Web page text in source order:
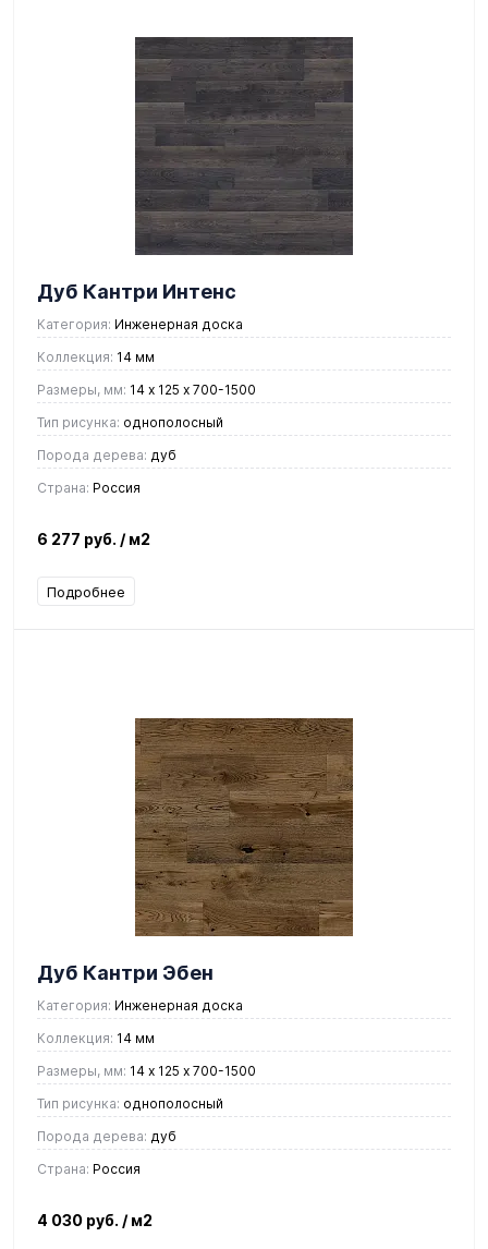
Дуб Кантри Интенс
Категория: Инженерная доска
Коллекция: 14 мм
Размеры, мм: 14 х 125 х 700-1500
Тип рисунка: однополосный
Порода дерева: дуб
Страна: Россия
6 277 руб. / м2
Подробнее
Дуб Кантри Эбен
Категория: Инженерная доска
Коллекция: 14 мм
Размеры, мм: 14 х 125 х 700-1500
Тип рисунка: однополосный
Порода дерева: дуб
Страна: Россия
4 030 руб. / м2